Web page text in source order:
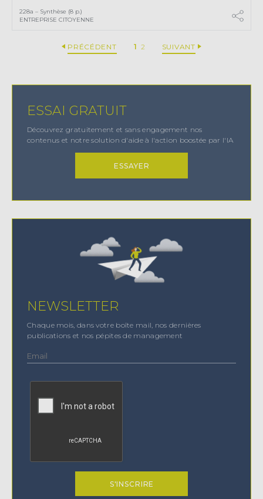
228a – Synthèse (8 p.)
ENTREPRISE CITOYENNE
PRÉCÉDENT 1 2 SUIVANT
ESSAI GRATUIT
Découvrez gratuitement et sans engagement nos
contenus et notre solution d'aide à l'action boostée par l'IA
ESSAYER
NEWSLETTER
Chaque mois, dans votre boîte mail, nos dernières
publications et nos pépites de management